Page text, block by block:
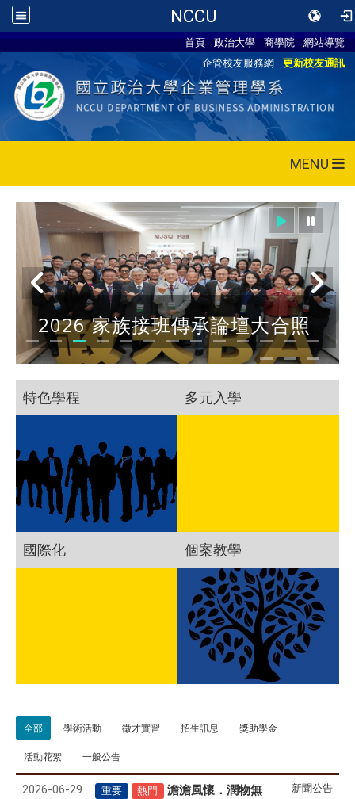
NCCU
首頁 政治大學 商學院
網站導覽
企管校友服務網
更新校友通訊
MENU
2026 家族接班傳承論壇大合照
特色學程 多元入學
國際化 個案教學
全部 學術活動 徵才實習 招生訊息 獎助學金
活動花絮 一般公告
2026-06-29 重要 熱門
澹澹風懷．潤物無
新聞公告